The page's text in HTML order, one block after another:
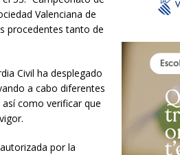
Valenciana de
procedentes tanto de
Civil ha desplegado
a cabo diferentes
como verificar que
por la